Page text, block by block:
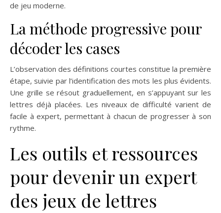
de jeu moderne.
La méthode progressive pour
décoder les cases
L’observation des définitions courtes constitue la première
étape, suivie par l’identification des mots les plus évidents.
Une grille se résout graduellement, en s’appuyant sur les
lettres déjà placées. Les niveaux de difficulté varient de
facile à expert, permettant à chacun de progresser à son
rythme.
Les outils et ressources
pour devenir un expert
des jeux de lettres